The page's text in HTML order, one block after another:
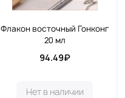
Флакон восточный Гонконг
20 мл
94.49₽
Нет в наличии